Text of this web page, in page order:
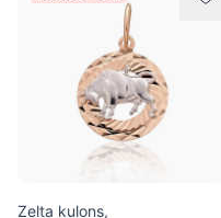
Zelta kulons,